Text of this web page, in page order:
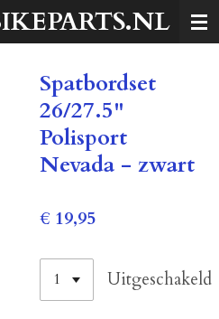
Spatbordset
26/27.5"
Polisport
Nevada - zwart
€ 19,95
Uitgeschakeld